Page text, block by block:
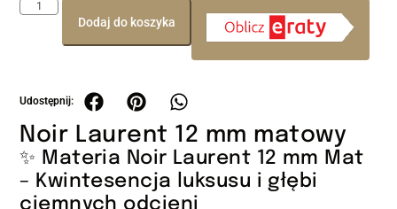
Noir Laurent 12 mm matowy
✨ Materia Noir Laurent 12 mm Mat
– Kwintesencja luksusu i głębi
ciemnych odcieni
Dodaj do koszyka